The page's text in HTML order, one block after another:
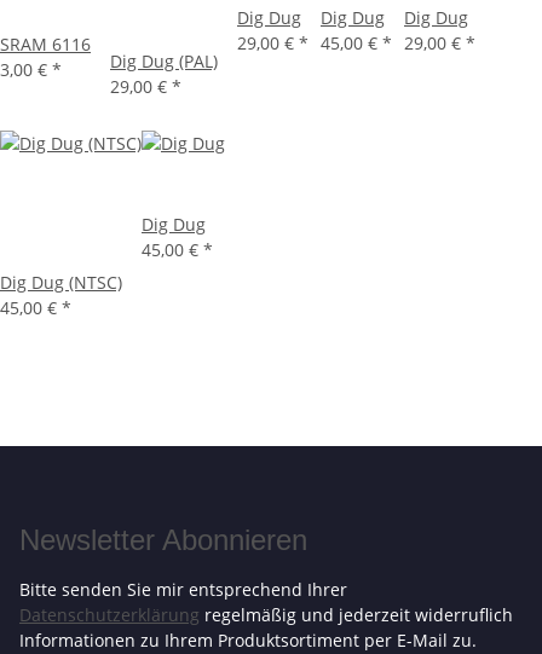
SRAM 6116
3,00 € *
Dig Dug (PAL)
29,00 € *
Dig Dug
29,00 € *
Dig Dug
45,00 € *
Dig Dug
29,00 € *
Dig Dug (NTSC)
45,00 € *
Dig Dug
45,00 € *
Newsletter Abonnieren
Bitte senden Sie mir entsprechend Ihrer
Datenschutzerklärung regelmäßig und jederzeit widerruflich
Informationen zu Ihrem Produktsortiment per E-Mail zu.